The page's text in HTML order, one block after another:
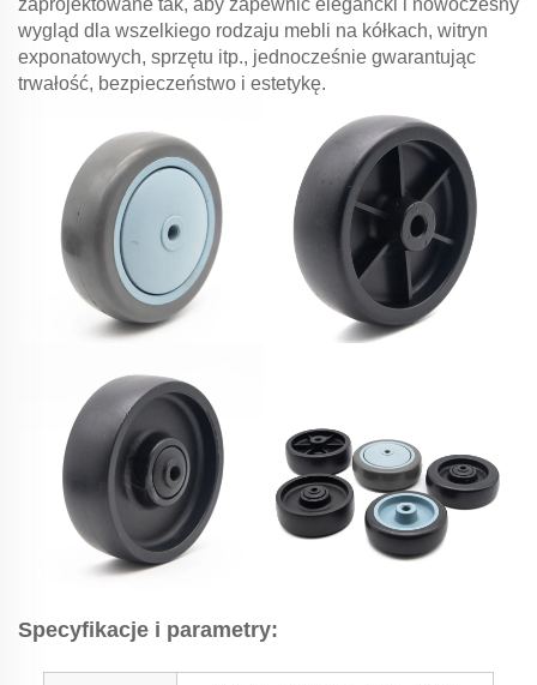
zaprojektowane tak, aby zapewnić elegancki i nowoczesny
wygląd dla wszelkiego rodzaju mebli na kółkach, witryn
exponatowych, sprzętu itp., jednocześnie gwarantując
trwałość, bezpieczeństwo i estetykę.
Specyfikacje i parametry: